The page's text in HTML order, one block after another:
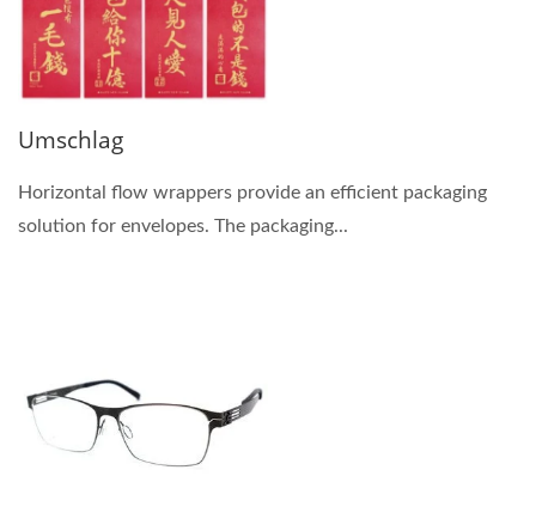
Umschlag
Horizontal flow wrappers provide an efficient packaging
solution for envelopes. The packaging...